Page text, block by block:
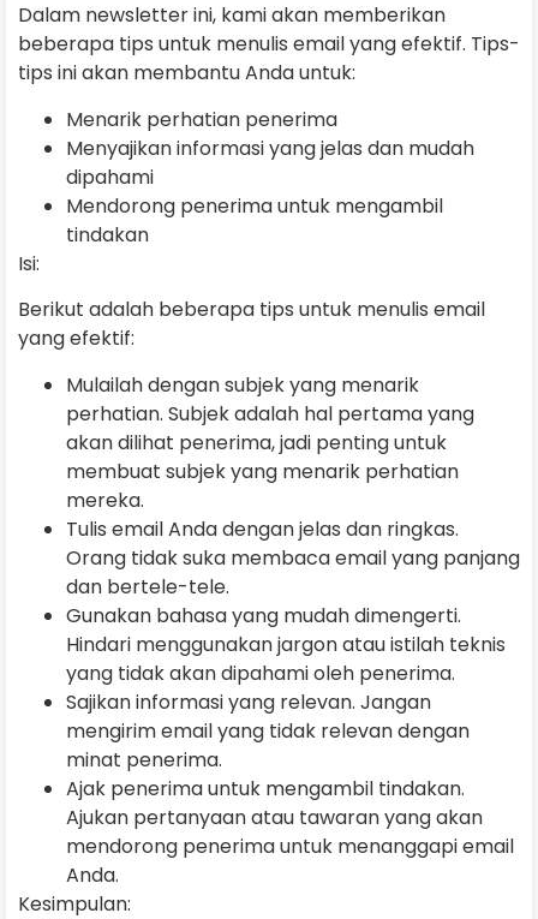
Dalam newsletter ini, kami akan memberikan
beberapa tips untuk menulis email yang efektif. Tips-
tips ini akan membantu Anda untuk:
Menarik perhatian penerima
Menyajikan informasi yang jelas dan mudah
dipahami
Mendorong penerima untuk mengambil
tindakan
Isi:
Berikut adalah beberapa tips untuk menulis email
yang efektif:
Mulailah dengan subjek yang menarik
perhatian. Subjek adalah hal pertama yang
akan dilihat penerima, jadi penting untuk
membuat subjek yang menarik perhatian
mereka.
Tulis email Anda dengan jelas dan ringkas.
Orang tidak suka membaca email yang panjang
dan bertele-tele.
Gunakan bahasa yang mudah dimengerti.
Hindari menggunakan jargon atau istilah teknis
yang tidak akan dipahami oleh penerima.
Sajikan informasi yang relevan. Jangan
mengirim email yang tidak relevan dengan
minat penerima.
Ajak penerima untuk mengambil tindakan.
Ajukan pertanyaan atau tawaran yang akan
mendorong penerima untuk menanggapi email
Anda.
Kesimpulan: